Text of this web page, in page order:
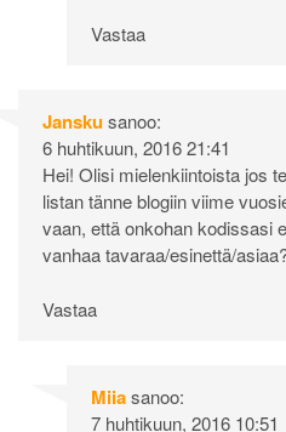
Vastaa
Janskusanoo:
6 huhtikuun, 2016 21:41
Hei! Olisi mielenkiintoista jos
listan tänne blogiin viime
vaan, että onkohan kodissasi
vanhaa tavaraa/esinettä/
Vastaa
Miiasanoo:
7 huhtikuun, 2016 10:51